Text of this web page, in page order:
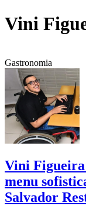
Vini
Gastronomia
Vini Figueira
menu
Salvador